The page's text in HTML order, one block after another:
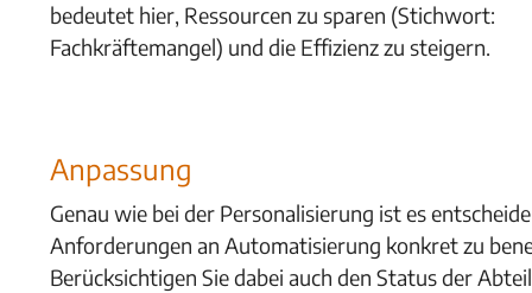
bedeutet hier, Ressourcen zu sparen (Stichwort:
Fachkräftemangel) und die Effizienz zu steigern.
Anpassung
Genau wie bei der Personalisierung ist es
Anforderungen an Automatisierung konkret zu
Berücksichtigen Sie dabei auch den Status der